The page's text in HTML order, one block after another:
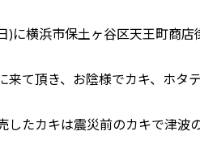
)に横浜市保土ヶ谷区天王町商店
来て頂き、お陰様でカキ、ホタ
したカキは震災前のカキで津波